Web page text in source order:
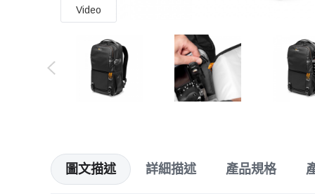
Video
圖文描述 詳細描述 產品規格